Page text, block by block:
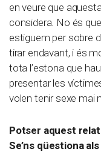
en veure que
considera. No és
estiguem per sobre
tirar endavant, i és
tota l’estona que
presentar les
volen tenir sexe mai
Potser aquest
Se’ns qüestiona